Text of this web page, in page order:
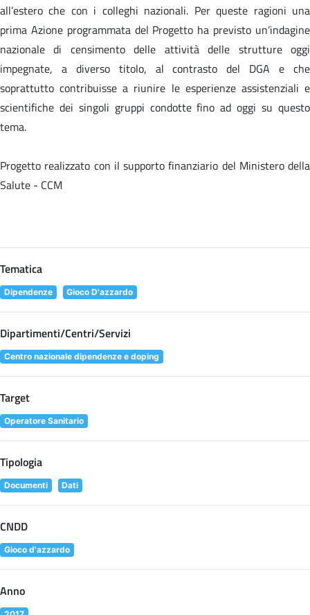
all’estero che con i colleghi nazionali. Per queste ragioni una
prima Azione programmata del Progetto ha previsto un’indagine
nazionale di censimento delle attività delle strutture oggi
impegnate, a diverso titolo, al contrasto del DGA e che
soprattutto contribuisse a riunire le esperienze assistenziali e
scientifiche dei singoli gruppi condotte fino ad oggi su questo
tema.
Progetto realizzato con il supporto finanziario del Ministero della
Salute - CCM
Tematica
Dipendenze Gioco D'azzardo
Dipartimenti/Centri/Servizi
Centro nazionale dipendenze e doping
Target
Operatore Sanitario
Tipologia
Documenti Dati
CNDD
Gioco d'azzardo
Anno